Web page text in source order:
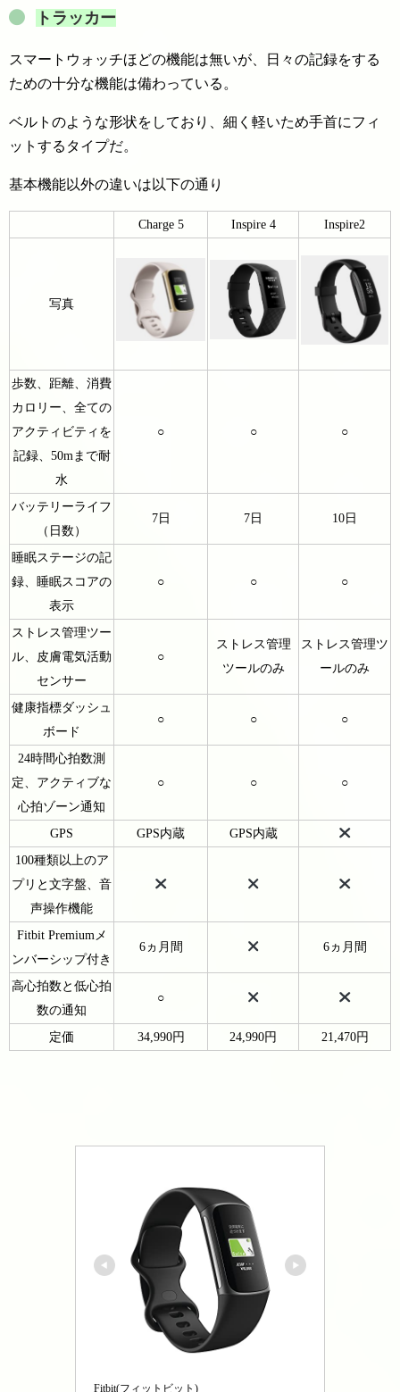
トラッカー
スマートウォッチほどの機能は無いが、日々の記録をする
ための十分な機能は備わっている。
ベルトのような形状をしており、細く軽いため手首にフィ
ットするタイプだ。
基本機能以外の違いは以下の通り
Charge 5 Inspire 4 Inspire2
写真
歩数、距離、消費
カロリー、全ての
アクティビティを
記録、50mまで耐
水
○ ○ ○
バッテリーライフ
（日数）
7日 7日 10日
睡眠ステージの記
録、睡眠スコアの
表示
○ ○ ○
ストレス管理ツー
ル、皮膚電気活動
センサー
○
ストレス管理
ツールのみ
ストレス管理ツ
ールのみ
健康指標ダッシュ
ボード
○ ○ ○
24時間心拍数測
定、アクティブな
心拍ゾーン通知
○ ○ ○
GPS GPS内蔵
GPS内蔵
100種類以上のア
プリと文字盤、音
声操作機能
Fitbit Premiumメ
ンバーシップ付き
6ヵ月間 6ヵ月間
高心拍数と低心拍
数の通知
○
定価 34,990円 24,990円 21,470円
Fitbit(フィットビット)